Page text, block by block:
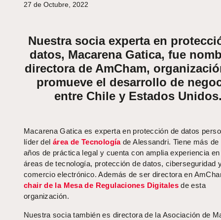
27 de Octubre, 2022
Nuestra socia experta en
datos, Macarena Gatica, fue
directora de AmCham,
promueve el desarrollo de
entre Chile y Estados
Macarena Gatica es experta en protección de datos
líder del área de Tecnologíade Alessandri. Tiene más de
años de práctica legal y cuenta con amplia experiencia
áreas de tecnología, protección de datos, ciberseguridad
comercio electrónico. Además de ser directora en
chair de la Mesa de Regulaciones Digitalesde esta
organización.
Nuestra socia también es directora de la Asociación de